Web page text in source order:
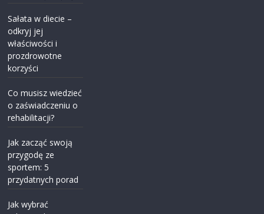
Sałata w diecie –
odkryj jej
właściwości i
prozdrowotne
korzyści
Co musisz wiedzieć
o zaświadczeniu o
rehabilitacji?
Jak zacząć swoją
przygodę ze
sportem: 5
przydatnych porad
Jak wybrać